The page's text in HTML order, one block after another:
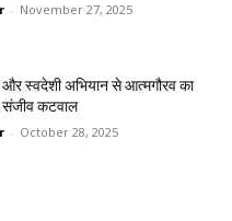
- November 27, 2025
और स्वदेशी अभियान से आत्मगौरव का
संजीव कटवाल
- October 28, 2025